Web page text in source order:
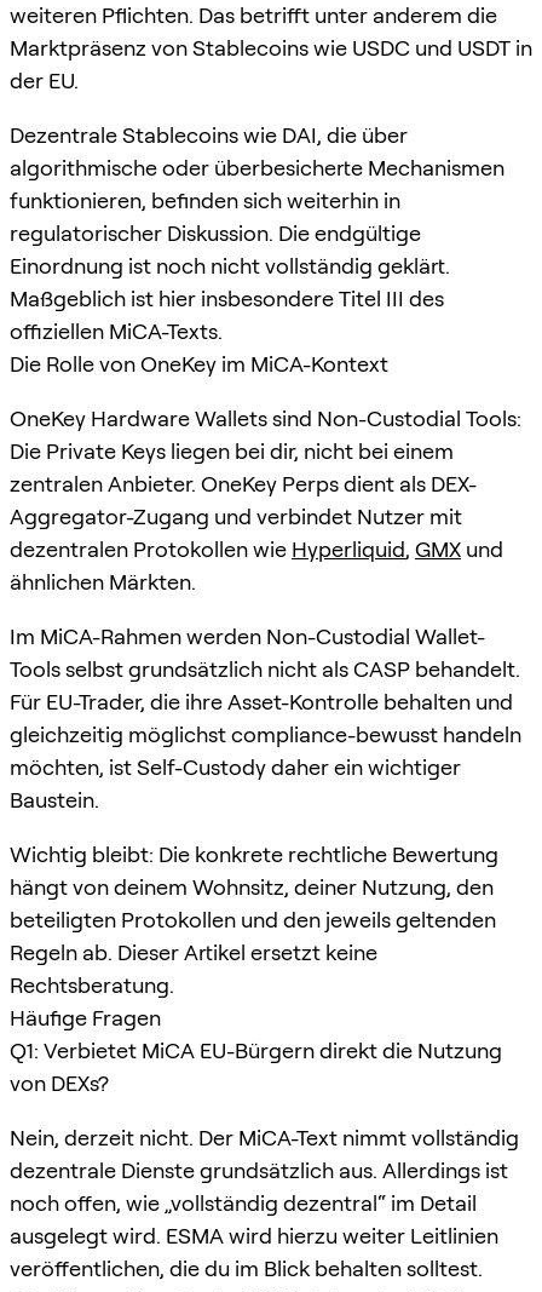
weiteren Pflichten. Das betrifft unter anderem die
Marktpräsenz von Stablecoins wie USDC und USDT in
der EU.
Dezentrale Stablecoins wie DAI, die über
algorithmische oder überbesicherte Mechanismen
funktionieren, befinden sich weiterhin in
regulatorischer Diskussion. Die endgültige
Einordnung ist noch nicht vollständig geklärt.
Maßgeblich ist hier insbesondere Titel III des
offiziellen MiCA-Texts.
Die Rolle von OneKey im MiCA-Kontext
OneKey Hardware Wallets sind Non-Custodial Tools:
Die Private Keys liegen bei dir, nicht bei einem
zentralen Anbieter. OneKey Perps dient als DEX-
Aggregator-Zugang und verbindet Nutzer mit
dezentralen Protokollen wie Hyperliquid, GMX und
ähnlichen Märkten.
Im MiCA-Rahmen werden Non-Custodial Wallet-
Tools selbst grundsätzlich nicht als CASP behandelt.
Für EU-Trader, die ihre Asset-Kontrolle behalten und
gleichzeitig möglichst compliance-bewusst handeln
möchten, ist Self-Custody daher ein wichtiger
Baustein.
Wichtig bleibt: Die konkrete rechtliche Bewertung
hängt von deinem Wohnsitz, deiner Nutzung, den
beteiligten Protokollen und den jeweils geltenden
Regeln ab. Dieser Artikel ersetzt keine
Rechtsberatung.
Häufige Fragen
Q1: Verbietet MiCA EU-Bürgern direkt die Nutzung
von DEXs?
Nein, derzeit nicht. Der MiCA-Text nimmt vollständig
dezentrale Dienste grundsätzlich aus. Allerdings ist
noch offen, wie „vollständig dezentral“ im Detail
ausgelegt wird. ESMA wird hierzu weiter Leitlinien
veröffentlichen, die du im Blick behalten solltest.